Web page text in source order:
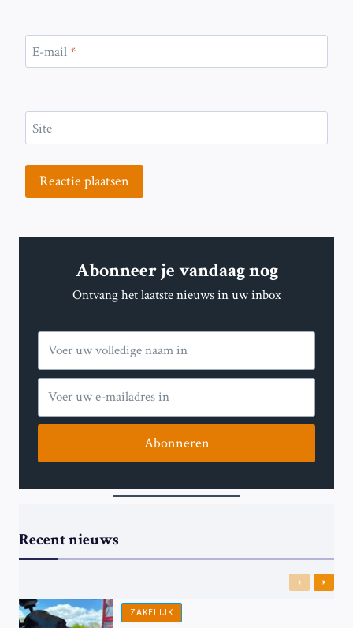
E-mail*
Site
Abonneer je vandaag nog
Ontvang het laatste nieuws in uw inbox
Abonneren
Recent nieuws
Previous
Next
ZAKELIJK